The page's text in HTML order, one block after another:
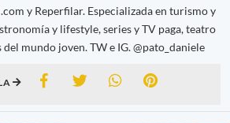
y Reperfilar. Especializada en turismo y
y lifestyle, series y TV paga, teatro
mundo joven. TW e IG. @pato_daniele